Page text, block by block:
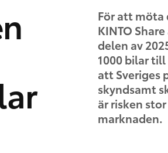
För att
KINTO
delen av
1000 bilar
att Sveriges
skyndsamt
är risken
marknaden.